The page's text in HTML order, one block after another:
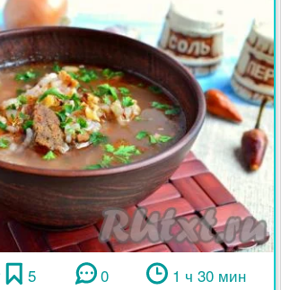
5 0 1 ч 30 мин